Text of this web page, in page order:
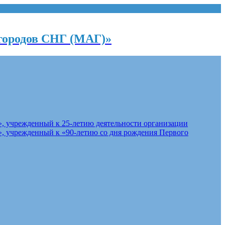
СНГ (МАГ)»
к 25-летию деятельности организации
к «90-летию со дня рождения Первого